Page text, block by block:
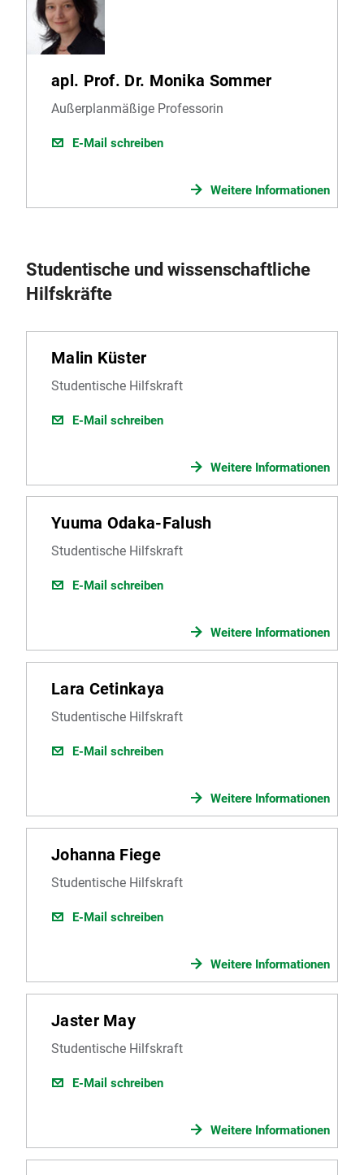
apl. Prof. Dr. Monika Sommer
Außerplanmäßige Professorin
E-Mail schreiben
Weitere Informationen
Studentische und wissenschaftliche
Hilfskräfte
Malin Küster
Studentische Hilfskraft
E-Mail schreiben
Weitere Informationen
Yuuma Odaka-Falush
Studentische Hilfskraft
E-Mail schreiben
Weitere Informationen
Lara Cetinkaya
Studentische Hilfskraft
E-Mail schreiben
Weitere Informationen
Johanna Fiege
Studentische Hilfskraft
E-Mail schreiben
Weitere Informationen
Jaster May
Studentische Hilfskraft
E-Mail schreiben
Weitere Informationen